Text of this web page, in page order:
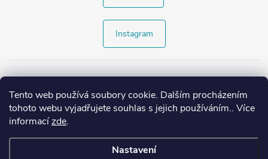
Tento web používá soubory cookie. Dalším procházením
tohoto webu vyjadřujete souhlas s jejich používáním.. Více
informacízde.
Nastavení
Instagram